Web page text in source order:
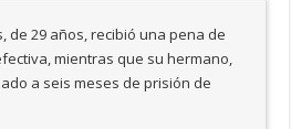
de 29 años, recibió una pena de
mientras que su hermano,
a seis meses de prisión de